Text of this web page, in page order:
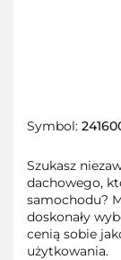
Symbol:
Szukasz
dachowego,
samochodu?
doskonały
cenią sobie
użytkowania.